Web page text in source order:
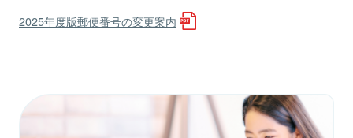
2025年度版郵便番号の変更案内